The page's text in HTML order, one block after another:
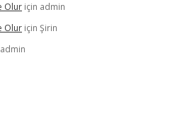
Olur için admin
Olur için Şirin
admin